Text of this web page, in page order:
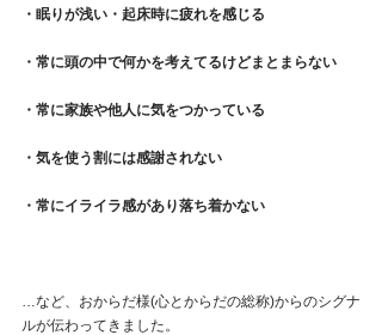
・眠りが浅い・起床時に疲れを感じる
・常に頭の中で何かを考えてるけどまとまらない
・常に家族や他人に気をつかっている
・気を使う割には感謝されない
・常にイライラ感があり落ち着かない
…など、おからだ様(心とからだの総称)からのシグナ
ルが伝わってきました。